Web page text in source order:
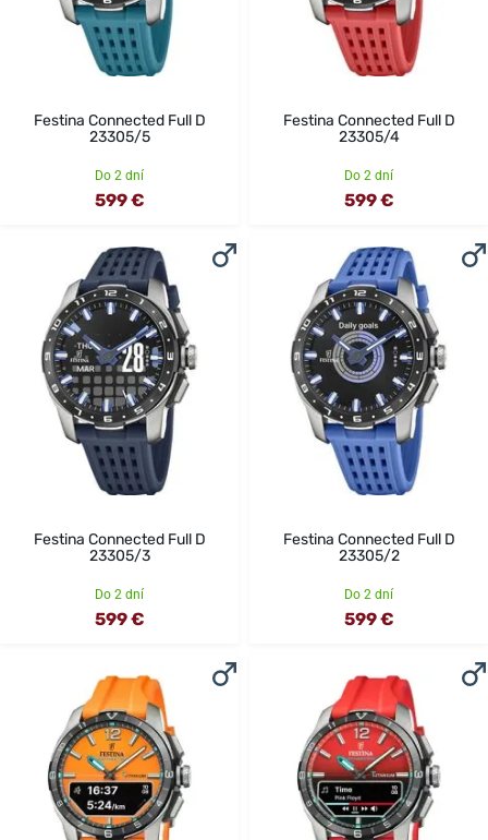
Festina Connected Full D
23305/5
Do 2 dní
599 €
Festina Connected Full D
23305/4
Do 2 dní
599 €
Festina Connected Full D
23305/3
Do 2 dní
599 €
Festina Connected Full D
23305/2
Do 2 dní
599 €